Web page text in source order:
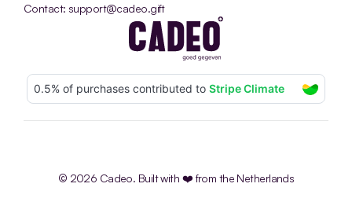
Contact: support@cadeo.gift
© 2026 Cadeo. Built with ❤️ from the Netherlands